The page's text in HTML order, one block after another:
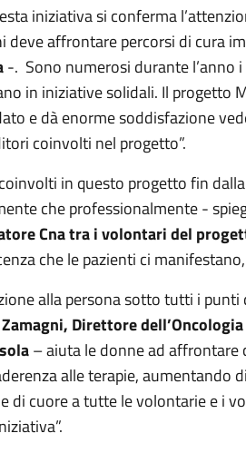
iniziativa si conferma
deve affrontare percorsi di cura
-. Sono numerosi durante l’anno
in iniziative solidali. Il progetto
e dà enorme soddisfazione
coinvolti nel progetto”.
in questo progetto fin
che professionalmente -
Cna tra i volontari del
che le pazienti ci
alla persona sotto tutti i
Direttore
– aiuta le donne ad affrontare
alle terapie, aumentando
di cuore a tutte le volontarie e i